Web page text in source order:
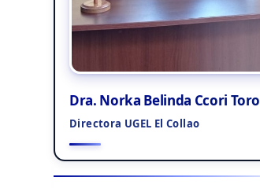
Dra. Norka Belinda Ccori Toro
Directora UGEL El Collao